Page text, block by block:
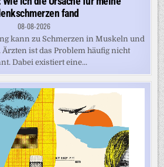
fand
08-08-2026
kann zu Schmerzen in Muskeln und
ist das Problem häufig nicht
Dabei existiert eine...